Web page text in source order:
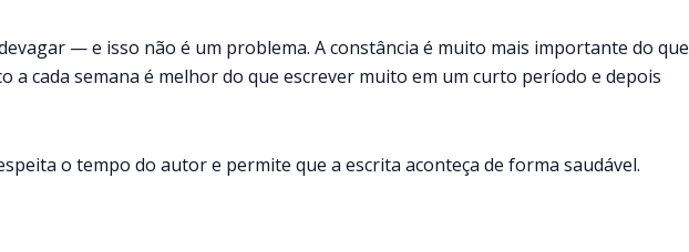
— e isso não é um problema. A constância é muito mais importante do que
a cada semana é melhor do que escrever muito em um curto período e depois
o tempo do autor e permite que a escrita aconteça de forma saudável.